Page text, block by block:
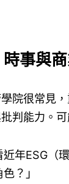
事與
院很常見
判能力。可
近年ESG（
？」